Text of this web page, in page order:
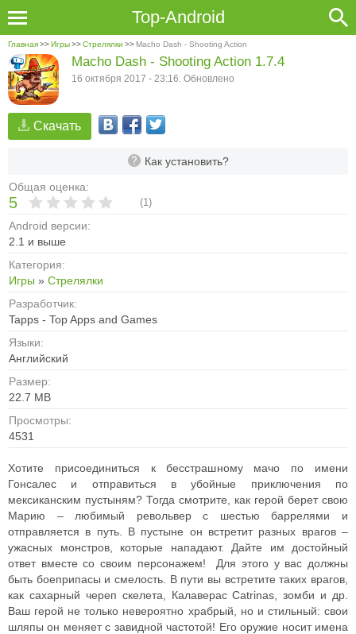
Top-Android
Главная>>Игры>>Стрелялки >> Macho Dash - Shooting Action
Скачать
Как установить?
Общая оценка:
5 (1)
Android версии:
2.1 и выше
Категория:
Игры » Стрелялки
Разработчик:
Tapps - Top Apps and Games
Языки:
Английский
Размер:
22.7 MB
Просмотры:
4531
Macho Dash - Shooting Action 1.7.4
16 октября 2017 - 23:16. Обновлено
Хотите присоединиться к бесстрашному мачо по имени
Гонсалес и отправиться в убойные приключения по
мексиканским пустыням? Тогда смотрите, как герой берет свою
Марию – любимый револьвер с шестью баррелями и
отправляется в путь. В пустыне он встретит разных врагов –
ужасных монстров, которые нападают. Дайте им достойный
ответ вместе со своим персонажем! Для этого у вас должны
быть боеприпасы и смелость. В пути вы встретите таких врагов,
как сахарный череп скелета, Калаверас Catrinas, зомби и др.
Ваш герой не только невероятно храбрый, но и стильный: свои
шляпы он меняет с завидной частотой! Его оружие носит имена